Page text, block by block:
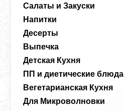
Салаты и Закуски
Напитки
Десерты
Выпечка
Детская Кухня
ПП и диетические блюда
Вегетарианская Кухня
Для Микроволновки